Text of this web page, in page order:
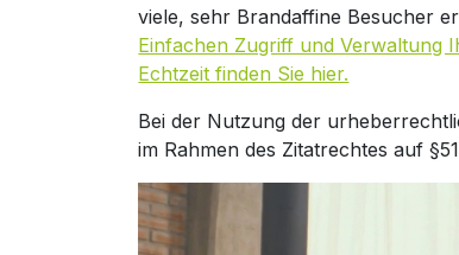
viele, sehr Brandaffine Besucher
Einfachen Zugriff und Verwaltung
Echtzeit finden Sie hier.
Bei der Nutzung der
im Rahmen des Zitatrechtes auf